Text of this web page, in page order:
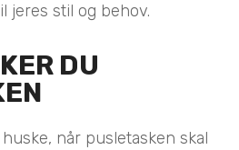
jeres stil og behov.
DU
når pusletasken skal